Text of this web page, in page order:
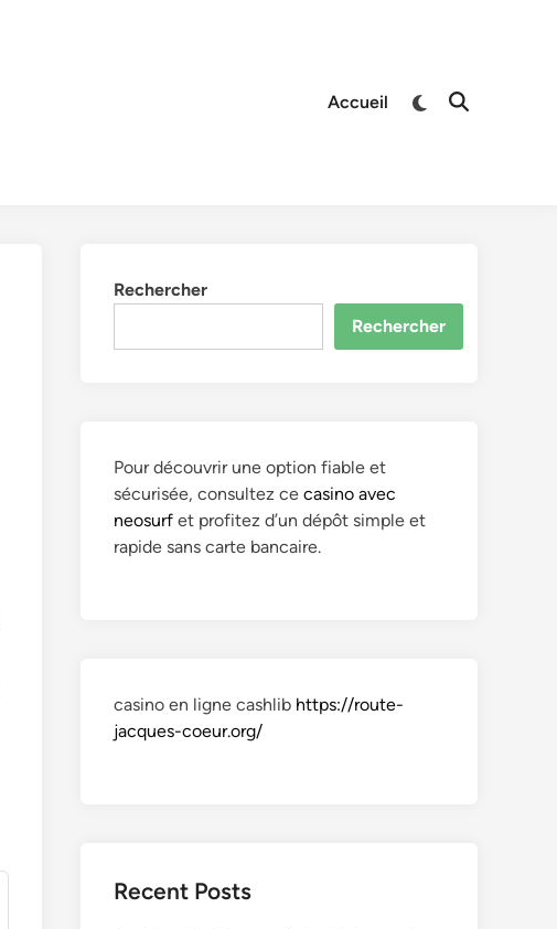
Accueil
Switch
Open
Rechercher
Rechercher
Pour découvrir une option fiable et
sécurisée, consultez ce casino avec
neosurf et profitez d’un dépôt simple et
rapide sans carte bancaire.
casino en ligne cashlib https://route-
jacques-coeur.org/
Recent Posts